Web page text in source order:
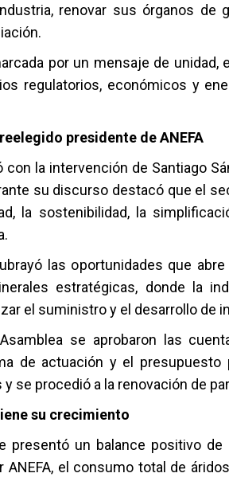
renovar sus órganos de
por un mensaje de
regulatorios, económicos y
presidente de ANEFA
con la intervención de Santiago
su discurso destacó que el
la sostenibilidad, la
las oportunidades que
estratégicas, donde la
el suministro y el desarrollo de
se aprobaron las
de actuación y el
se procedió a la renovación de
su crecimiento
presentó un balance positivo
el consumo total de